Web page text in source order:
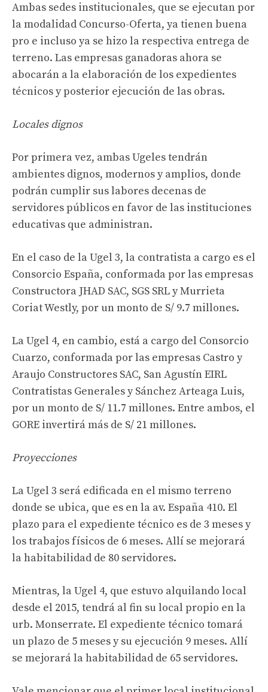
Ambas sedes institucionales, que se ejecutan por
la modalidad Concurso-Oferta, ya tienen buena
pro e incluso ya se hizo la respectiva entrega de
terreno. Las empresas ganadoras ahora se
abocarán a la elaboración de los expedientes
técnicos y posterior ejecución de las obras.
Locales dignos
Por primera vez, ambas Ugeles tendrán
ambientes dignos, modernos y amplios, donde
podrán cumplir sus labores decenas de
servidores públicos en favor de las instituciones
educativas que administran.
En el caso de la Ugel 3, la contratista a cargo es el
Consorcio España, conformada por las empresas
Constructora JHAD SAC, SGS SRL y Murrieta
Coriat Westly, por un monto de S/ 9.7 millones.
La Ugel 4, en cambio, está a cargo del Consorcio
Cuarzo, conformada por las empresas Castro y
Araujo Constructores SAC, San Agustín EIRL
Contratistas Generales y Sánchez Arteaga Luis,
por un monto de S/ 11.7 millones. Entre ambos, el
GORE invertirá más de S/ 21 millones.
Proyecciones
La Ugel 3 será edificada en el mismo terreno
donde se ubica, que es en la av. España 410. El
plazo para el expediente técnico es de 3 meses y
los trabajos físicos de 6 meses. Allí se mejorará
la habitabilidad de 80 servidores.
Mientras, la Ugel 4, que estuvo alquilando local
desde el 2015, tendrá al fin su local propio en la
urb. Monserrate. El expediente técnico tomará
un plazo de 5 meses y su ejecución 9 meses. Allí
se mejorará la habitabilidad de 65 servidores.